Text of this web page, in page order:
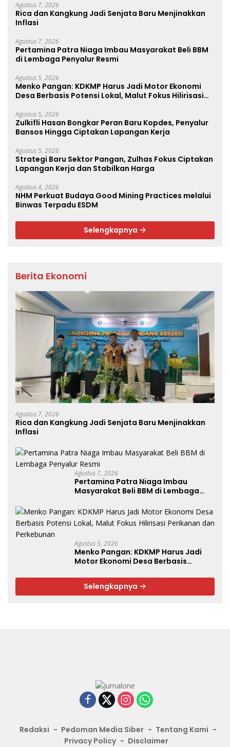
Agustus 7, 2026
Rica dan Kangkung Jadi Senjata Baru Menjinakkan
Inflasi
Agustus 7, 2026
Pertamina Patra Niaga Imbau Masyarakat Beli BBM
di Lembaga Penyalur Resmi
Agustus 5, 2026
Menko Pangan: KDKMP Harus Jadi Motor Ekonomi
Desa Berbasis Potensi Lokal, Malut Fokus Hilirisasi
Agustus 5, 2026
Zulkifli Hasan Bongkar Peran Baru Kopdes, Penyalur
Bansos Hingga Ciptakan Lapangan Kerja
Agustus 5, 2026
Strategi Baru Sektor Pangan, Zulhas Fokus Ciptakan
Lapangan Kerja dan Stabilkan Harga
Agustus 4, 2026
NHM Perkuat Budaya Good Mining Practices melalui
Binwas Terpadu ESDM
Selengkapnya
Berita Ekonomi
Agustus 7, 2026
Rica dan Kangkung Jadi Senjata Baru Menjinakkan
Inflasi
Agustus 7, 2026
Pertamina Patra Niaga Imbau
Masyarakat Beli BBM di Lembaga
Agustus 5, 2026
Menko Pangan: KDKMP Harus Jadi
Motor Ekonomi Desa Berbasis
Perikanan dan Perkebunan
Selengkapnya
Redaksi Pedoman Media Siber
Tentang Kami
Privacy Policy
Disclaimer